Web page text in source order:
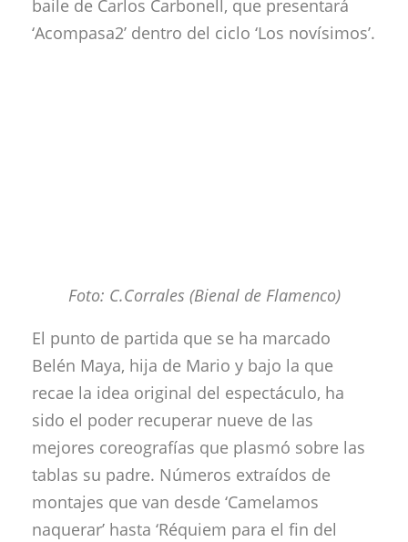
baile de Carlos Carbonell, que presentará
‘Acompasa2’ dentro del ciclo ‘Los novísimos’.
Foto: C.Corrales (Bienal de Flamenco)
El punto de partida que se ha marcado
Belén Maya, hija de Mario y bajo la que
recae la idea original del espectáculo, ha
sido el poder recuperar nueve de las
mejores coreografías que plasmó sobre las
tablas su padre. Números extraídos de
montajes que van desde ‘Camelamos
naquerar’ hasta ‘Réquiem para el fin del